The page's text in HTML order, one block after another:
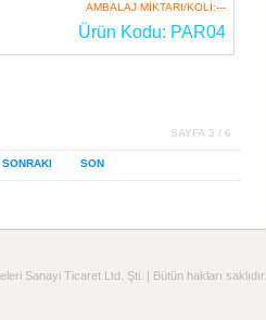
AMBALAJ MİKTARI/KOLİ:---
Ürün Kodu: PAR04
SAYFA 3 / 6
SONRAKI SON
Sanayi Ticaret Ltd. Şti. | Bütün hakları saklıdır.